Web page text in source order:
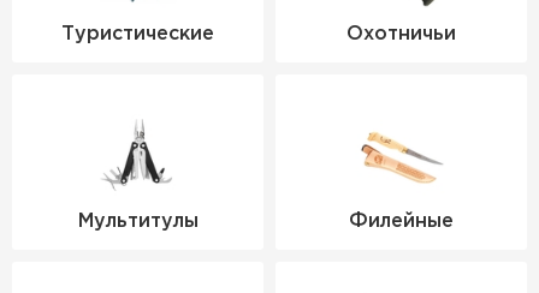
Туристические Охотничьи
Мультитулы Филейные